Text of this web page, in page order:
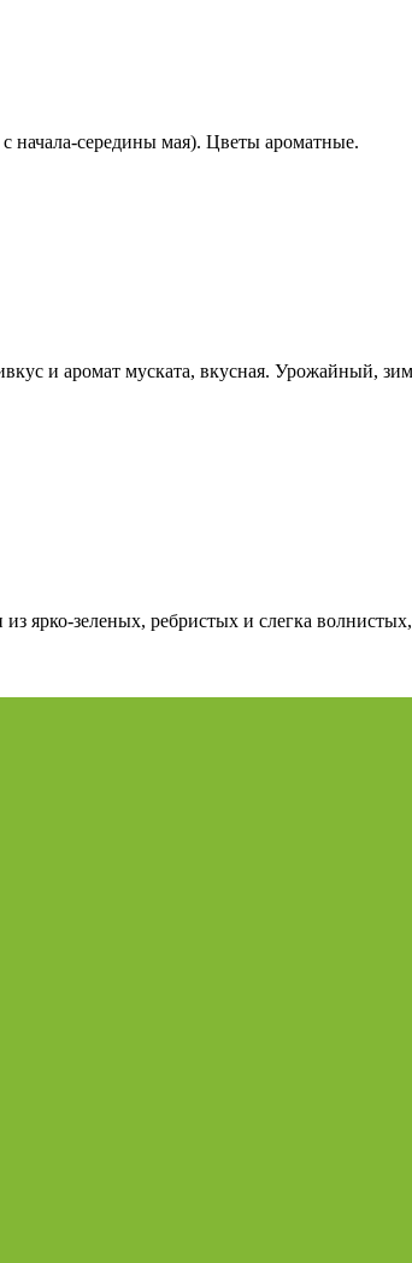
начала-середины мая). Цветы ароматные.
и аромат муската, вкусная. Урожайный,
ярко-зеленых, ребристых и слегка